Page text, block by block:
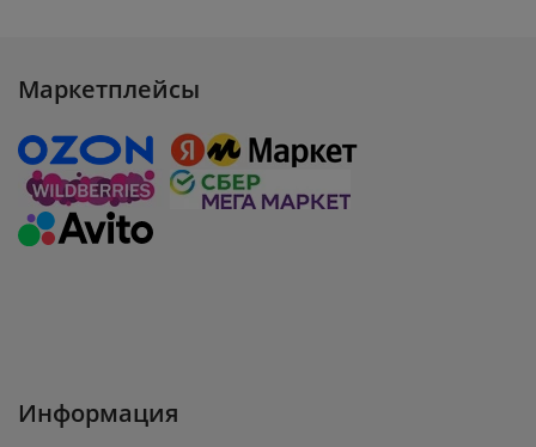
Маркетплейсы
Информация